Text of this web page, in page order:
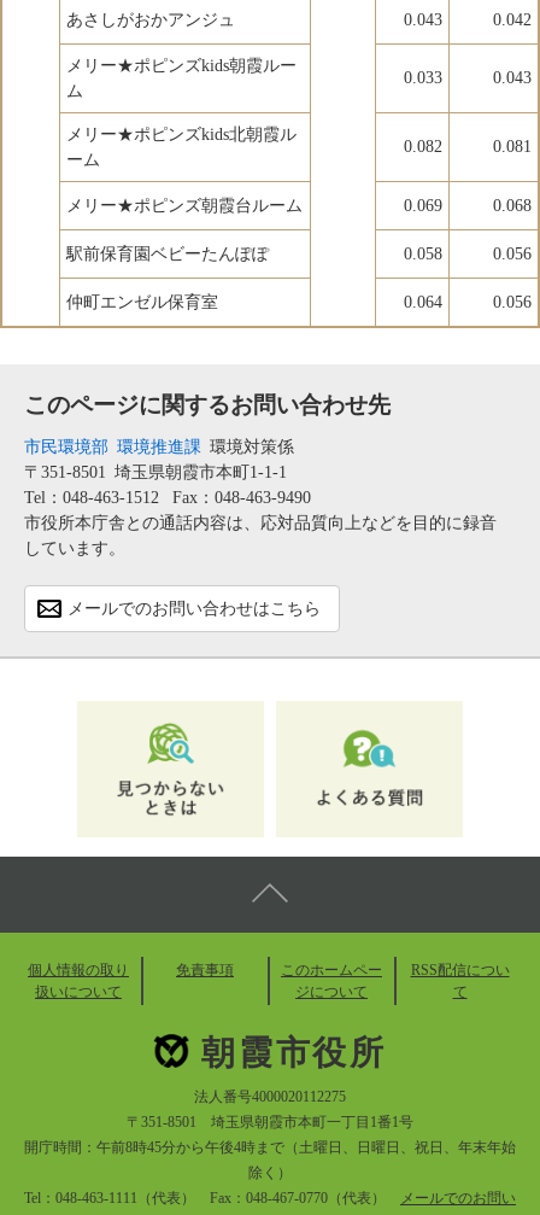
あさしがおかアンジュ 0.043 0.042
メリー★ポピンズkids朝霞ルー
ム
0.033 0.043
メリー★ポピンズkids北朝霞ル
ーム
0.082 0.081
メリー★ポピンズ朝霞台ルーム 0.069 0.068
駅前保育園ベビーたんぽぽ 0.058 0.056
仲町エンゼル保育室 0.064 0.056
このページに関するお問い合わせ先
市民環境部 環境推進課 環境対策係
〒351-8501 埼玉県朝霞市本町1-1-1
Tel：048-463-1512
Fax：048-463-9490
市役所本庁舎との通話内容は、応対品質向上などを目的に録音
しています。
メールでのお問い合わせはこちら
個人情報の取り
扱いについて
免責事項
このホームペー
ジについて
RSS配信につい
て
朝霞市役所
法人番号4000020112275
〒351-8501 埼玉県朝霞市本町一丁目1番1号
開庁時間：午前8時45分から午後4時まで（土曜日、日曜日、祝日、年末年始
除く）
Tel：048-463-1111（代表） Fax：048-467-0770（代表）
メールでのお問い